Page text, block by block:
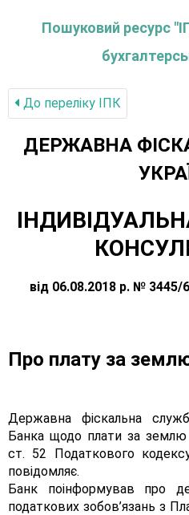
Пошуковий ресурс
До переліку IПК
ДЕРЖАВНА
від 06.08.2018 р. №
Про плату за
Державна фіскальна
Банка щодо плати за землю
ст. 52 Податкового
повідомляє.
Банк поінформував про
податкових зобов’язань з